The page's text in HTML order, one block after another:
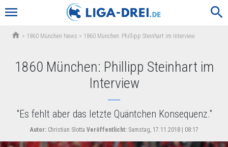
menu search
home > 1860 München News > 1860 München: Phillipp Steinhart im Interview
1860 München: Phillipp Steinhart im
Interview
"Es fehlt aber das letzte Quäntchen Konsequenz."
Autor:Christian Slotta Veröffentlicht:Samstag, 17.11.2018 | 08:17